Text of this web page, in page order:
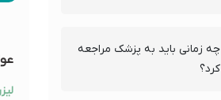
چه زمانی باید به پزشک مراجعه
کرد؟